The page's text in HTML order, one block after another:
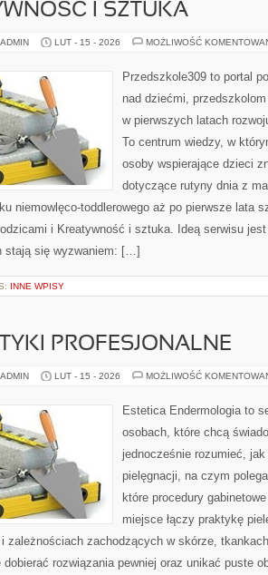
I SZTUKA
LUT - 15 - 2026 MOŻLIWOŚĆ
Przedszkole309 to portal
nad dziećmi,
w pierwszych latach
To centrum wiedzy, w
osoby wspierające dzieci
dotyczące rutyny dnia z
niemowlęco-toddlerowego aż po pierwsze lata
i Kreatywność i sztuka. Ideą serwisu
stają się wyzwaniem: […]
INNE WPISY
PROFESJONALNE
LUT - 15 - 2026 MOŻLIWOŚĆ
Estetica Endermologia to
osobach, które chcą
jednocześnie rozumieć, jak
pielęgnacji, na czym
które procedury
miejsce łączy praktykę
i zależnościach zachodzących w skórze,
rozwiązania pewniej oraz unikać puste